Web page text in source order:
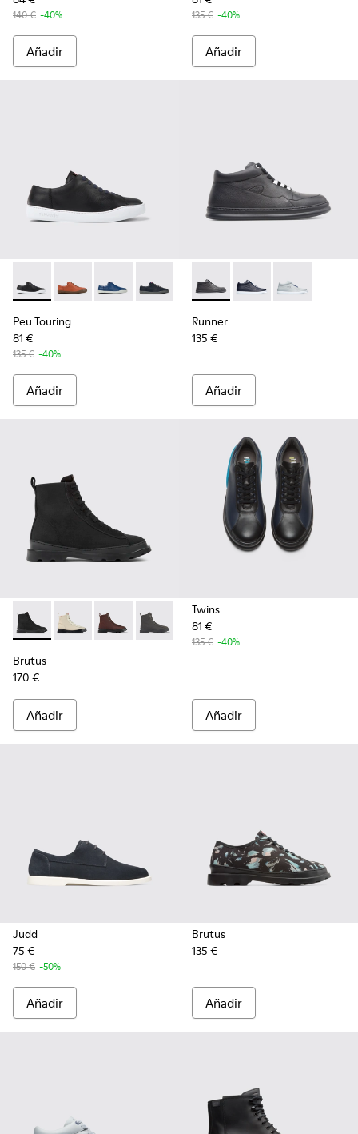
140 € -40%
Añadir
135 € -40%
Añadir
Peu Touring - K100479-011 - Black
Peu Touring - K100479-062
Peu Touring - K100479-061
Peu Touring - K100479-051
Peu Touring - K100479-022
Peu Touring - K100479-
Peu Touring -
Peu Touring
81 €
135 € -40%
Añadir
Runner - K300274-002 -
Runner - K300274-
Runner -
Runner
135 €
Añadir
Brutus - K300427-004 - Botas negras para hombre
Brutus - K300427-016
Brutus - K300427-006 - Botines marrones
Brutus - K300427-005
Brutus
170 €
Añadir
Twins
81 €
135 € -40%
Añadir
Judd
75 €
150 € -50%
Añadir
Brutus
135 €
Añadir